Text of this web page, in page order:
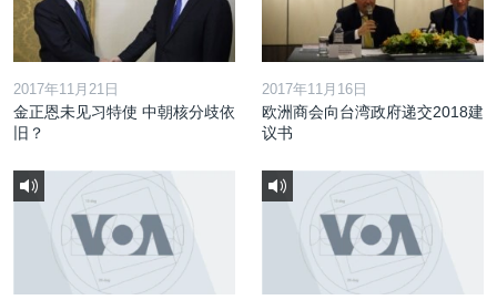
2017年11月21日
金正恩未见习特使 中朝核分歧依
旧？
2017年11月16日
欧洲商会向台湾政府递交2018建
议书